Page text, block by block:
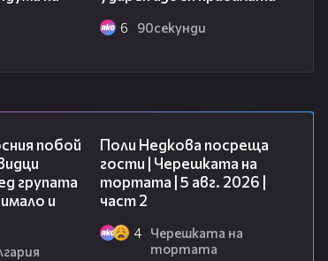
без пари -
preobraziava-
на 58 г. -
6 90секунди
побой
групата
и
Поли Недкова посреща
гости | Черешката на
тортата | 5 авг. 2026 |
част 2
4
Черешката на
тортата